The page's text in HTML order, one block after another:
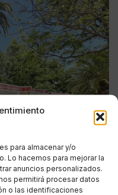
para almacenar y/o
Lo hacemos para mejorar la
anuncios personalizados.
permitirá procesar datos
o las identificaciones